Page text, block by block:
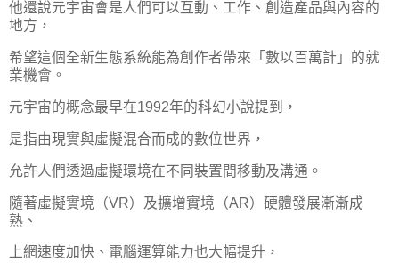
他還說元宇宙會是人們可以互動、工作、創造產品與內容的
地方，
希望這個全新生態系統能為創作者帶來「數以百萬計」的就
業機會。
元宇宙的概念最早在1992年的科幻小說提到，
是指由現實與虛擬混合而成的數位世界，
允許人們透過虛擬環境在不同裝置間移動及溝通。
隨著虛擬實境（VR）及擴增實境（AR）硬體發展漸漸成
熟、
上網速度加快、電腦運算能力也大幅提升，